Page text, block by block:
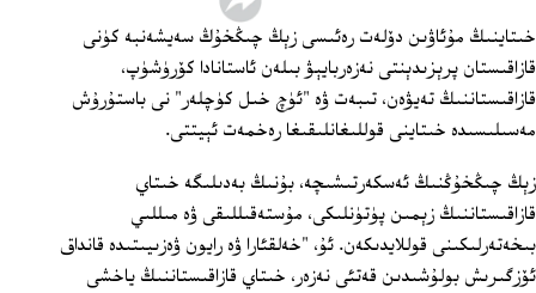
خىتاينىڭ مۇئاۋىن دۆلەت رەئىسى زېڭ چىڭخۇڭ سەيشەنبە كۈنى
قازاقىستان پرېزىدېنتى نەزەربايېۋ بىلەن ئاستانادا كۆرۈشۈپ،
قازاقىستاننىڭ تەيۋەن، تىبەت ۋە "ئۈچ خىل كۈچلەر" نى باستۇرۇش
مەسىلىسىدە خىتاينى قوللىغانلىقىغا رەخمەت ئېيتتى.
زېڭ چىڭخۇڭنىڭ ئەسكەرتىشىچە، بۇنىڭ بەدىلىگە خىتاي
قازاقىستاننىڭ زېمىن پۈتۈنلىكى، مۇستەقىللىقى ۋە مىللىي
بىخەتەرلىكىنى قوللايدىكەن. ئۇ، "خەلقئارا ۋە رايون ۋەزىيىتىدە قانداق
ئۆزگىرىش بولۇشىدىن قەتئى نەزەر، خىتاي قازاقىستاننىڭ ياخشى